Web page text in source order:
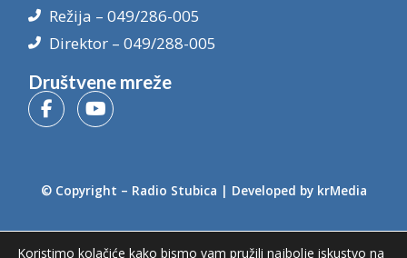
Režija – 049/286-005
Direktor – 049/288-005
Društvene mreže
© Copyright – Radio Stubica | Developed by krMedia
Koristimo kolačiće kako bismo vam pružili najbolje iskustvo na